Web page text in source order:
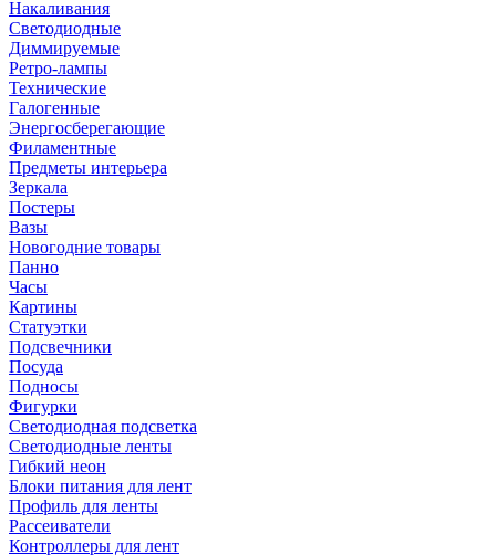
Накаливания
Светодиодные
Диммируемые
Ретро-лампы
Технические
Галогенные
Энергосберегающие
Филаментные
Предметы интерьера
Зеркала
Постеры
Вазы
Новогодние товары
Панно
Часы
Картины
Статуэтки
Подсвечники
Посуда
Подносы
Фигурки
Светодиодная подсветка
Светодиодные ленты
Гибкий неон
Блоки питания для лент
Профиль для ленты
Рассеиватели
Контроллеры для лент